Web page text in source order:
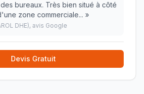
bureaux. Très bien situé à côté
zone commerciale... »
DHE), avis Google
Devis Gratuit